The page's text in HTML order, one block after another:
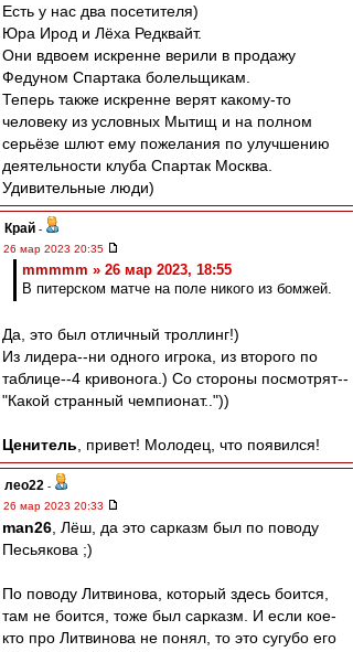
Есть у нас два посетителя)
Юра Ирод и Лёха Редквайт.
Они вдвоем искренне верили в продажу
Федуном Спартака болельщикам.
Теперь также искренне верят какому-то
человеку из условных Мытищ и на полном
серьёзе шлют ему пожелания по улучшению
деятельности клуба Спартак Москва.
Удивительные люди)
Край -
26 мар 2023 20:35
mmmmm » 26 мар 2023, 18:55
В питерском матче на поле никого из бомжей.
Да, это был отличный троллинг!)
Из лидера--ни одного игрока, из второго по
таблице--4 кривонога.) Со стороны посмотрят--
"Какой странный чемпионат.."))
Ценитель , привет! Молодец, что появился!
лео22 -
26 мар 2023 20:33
man26 , Лёш, да это сарказм был по поводу
Песьякова ;)
По поводу Литвинова, который здесь боится,
там не боится, тоже был сарказм. И если кое-
кто про Литвинова не понял, то это сугубо его